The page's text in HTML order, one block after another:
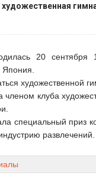
художественная
20 сентября
художественной
клуба
специальный приз
развлечений.